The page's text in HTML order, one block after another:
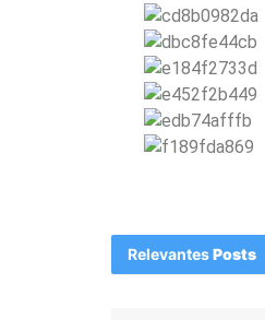
RelevantesPosts